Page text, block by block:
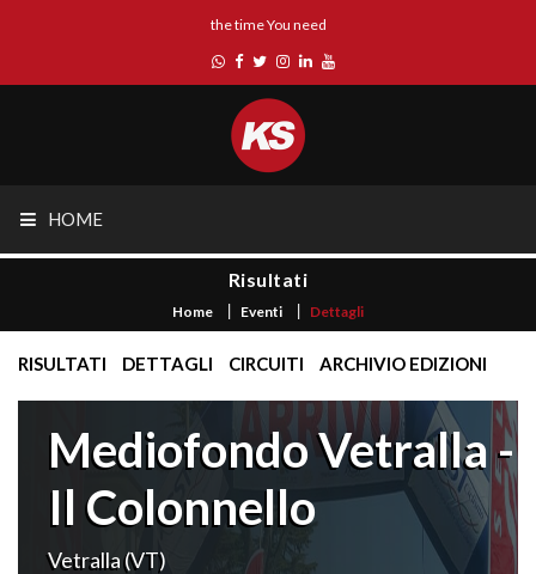
the time You need
HOME
Risultati
Home Eventi Dettagli
RISULTATI DETTAGLI CIRCUITI ARCHIVIO EDIZIONI
Mediofondo Vetralla -
Il Colonnello
Vetralla (VT)